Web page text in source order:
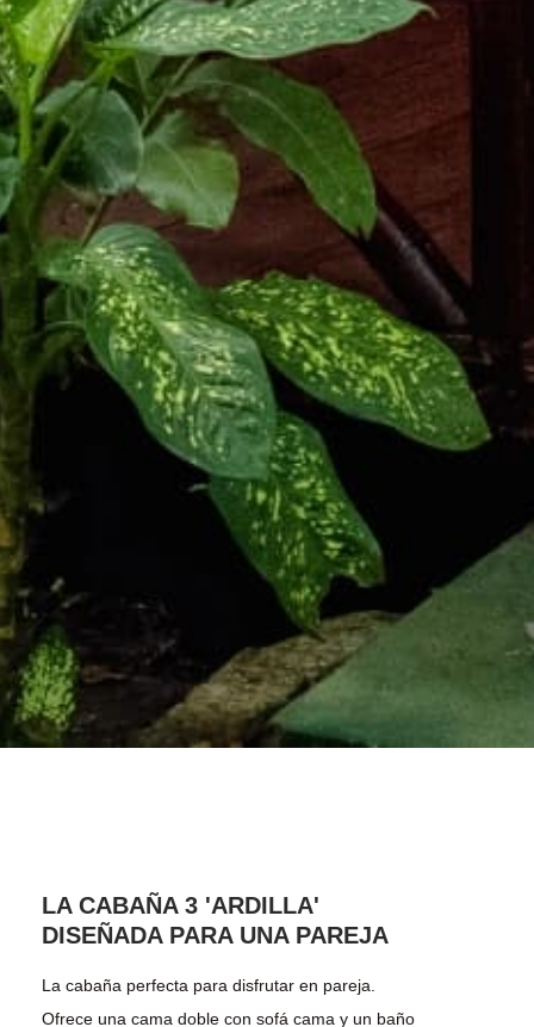
LA CABAÑA 3 'ARDILLA'
DISEÑADA PARA UNA PAREJA
La cabaña perfecta para disfrutar en pareja.
Ofrece una cama doble con sofá cama y un baño